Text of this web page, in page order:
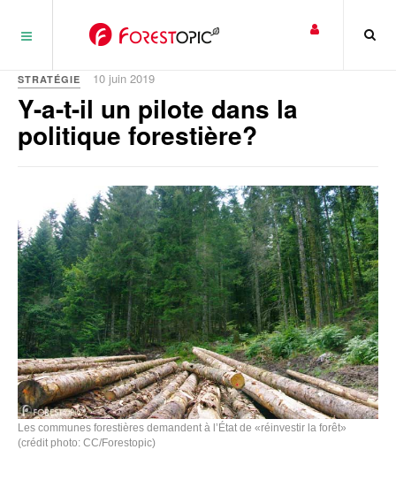
STRATÉGIE 10 juin 2019
Y-a-t-il un pilote dans la
politique forestière?
Les communes forestières demandent à l’État de «réinvestir la forêt»
(crédit photo: CC/Forestopic)